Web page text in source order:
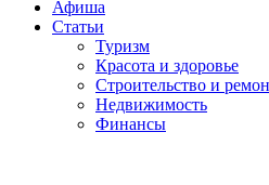
Афиша
Статьи
Туризм
Красота и здоровье
Строительство и
Недвижимость
Финансы